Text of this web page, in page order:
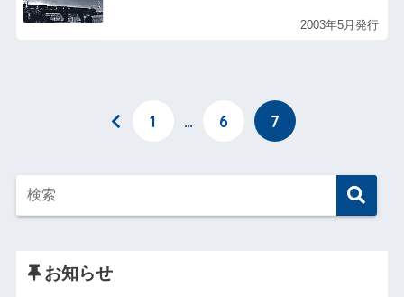
2003年5月発行
1 … 6 7
お知らせ